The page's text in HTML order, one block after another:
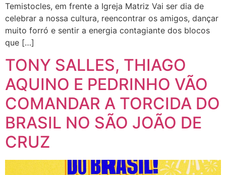
Temistocles, em frente a Igreja Matriz Vai ser dia de
celebrar a nossa cultura, reencontrar os amigos, dançar
muito forró e sentir a energia contagiante dos blocos
que […]
TONY SALLES, THIAGO
AQUINO E PEDRINHO VÃO
COMANDAR A TORCIDA DO
BRASIL NO SÃO JOÃO DE
CRUZ